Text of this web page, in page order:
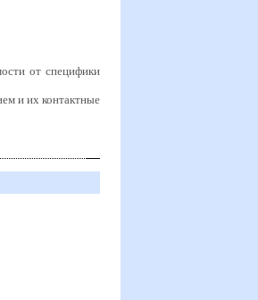
от специфики
и их контактные